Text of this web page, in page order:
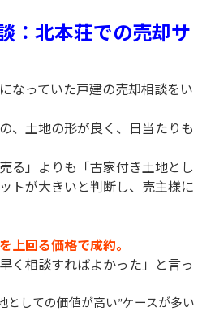
：北本荘での売却サ
なっていた戸建の売却相談をい
、土地の形が良く、日当たりも
る」よりも「古家付き土地とし
トが大きいと判断し、売主様に
上回る価格で成約。
く相談すればよかった」と言っ
としての価値が高い”ケースが多い